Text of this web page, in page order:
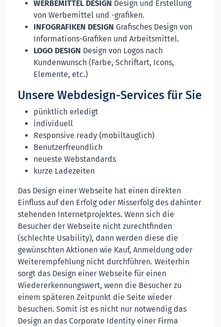
WERBEMITTEL DESIGN Design und Erstellung
von Werbemittel und -grafiken.
INFOGRAFIKEN DESIGN Grafisches Design von
Informations-Grafiken und Arbeitsmittel.
LOGO DESIGN Design von Logos nach
Kundenwunsch (Farbe, Schriftart, Icons,
Elemente, etc.)
Unsere Webdesign-Services für Sie
pünktlich erledigt
individuell
Responsive ready (mobiltauglich)
Benutzerfreundlich
neueste Webstandards
kurze Ladezeiten
Das Design einer Webseite hat einen direkten
Einfluss auf den Erfolg oder Misserfolg des dahinter
stehenden Internetprojektes. Wenn sich die
Besucher der Webseite nicht zurechtfinden
(schlechte Usability), dann werden diese die
gewünschten Aktionen wie Kauf, Anmeldung oder
Weiterempfehlung nicht durchführen. Weiterhin
sorgt das Design einer Webseite für einen
Wiedererkennungswert, wenn die Besucher zu
einem späteren Zeitpunkt die Seite wieder
besuchen. Somit ist es nicht nur notwendig das
Design an das Corporate Identity einer Firma